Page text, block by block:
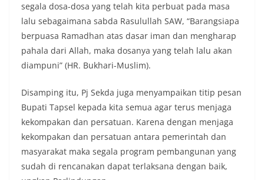
segala dosa-dosa yang telah kita perbuat pada masa
lalu sebagaimana sabda Rasulullah SAW, “Barangsiapa
berpuasa Ramadhan atas dasar iman dan mengharap
pahala dari Allah, maka dosanya yang telah lalu akan
diampuni” (HR. Bukhari-Muslim).
Disamping itu, Pj Sekda juga menyampaikan titip pesan
Bupati Tapsel kepada kita semua agar terus menjaga
kekompakan dan persatuan. Karena dengan menjaga
kekompakan dan persatuan antara pemerintah dan
masyarakat maka segala program pembangunan yang
sudah di rencanakan dapat terlaksana dengan baik,